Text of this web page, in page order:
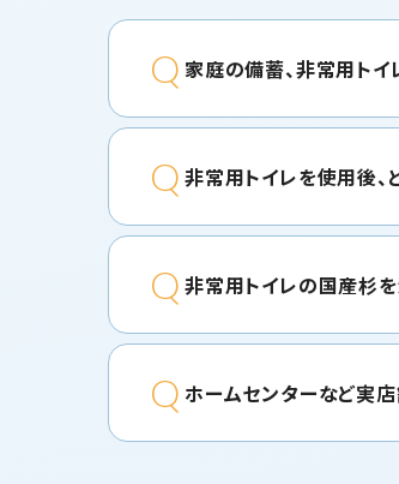
Q 家庭の備蓄、非常用トイ
Q 非常用トイレを使用後、
Q 非常用トイレの国産杉
Q ホームセンターなど実